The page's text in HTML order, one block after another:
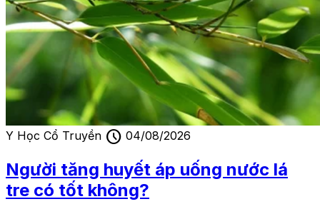
Y Học Cổ Truyền schedule 04/08/2026
Người tăng huyết áp uống nước lá
tre có tốt không?